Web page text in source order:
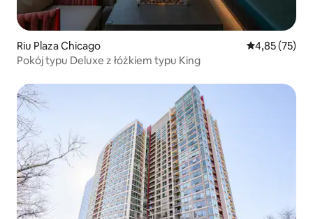
Riu Plaza Chicago Średnia
4,85 (75)
Pokój typu Deluxe z łóżkiem typu King